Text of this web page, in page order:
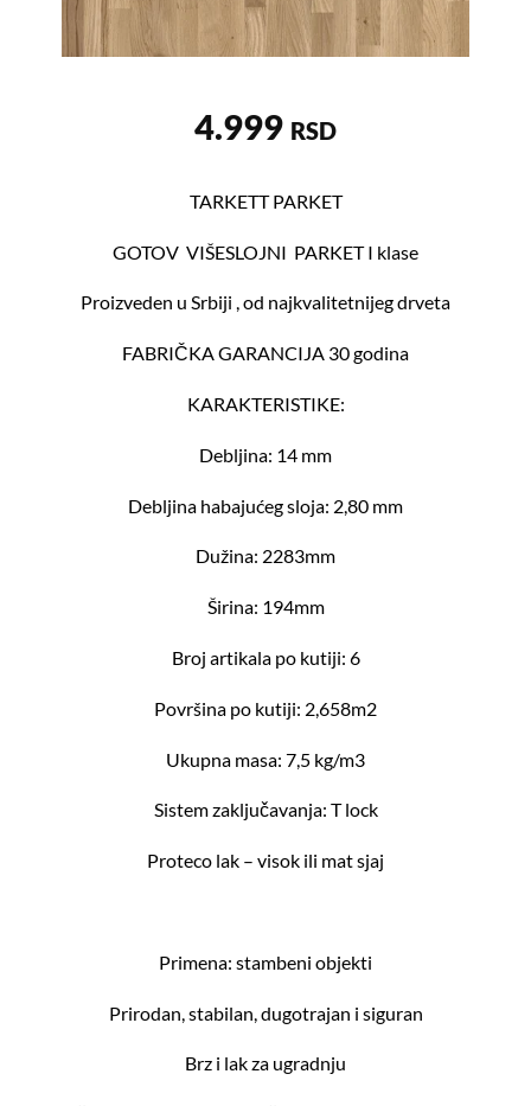
4.999 RSD
TARKETT PARKET
GOTOV VIŠESLOJNI PARKET I klase
Proizveden u Srbiji , od najkvalitetnijeg drveta
FABRIČKA GARANCIJA 30 godina
KARAKTERISTIKE:
Debljina: 14 mm
Debljina habajućeg sloja: 2,80 mm
Dužina: 2283mm
Širina: 194mm
Broj artikala po kutiji: 6
Površina po kutiji: 2,658m2
Ukupna masa: 7,5 kg/m3
Sistem zaključavanja: T lock
Proteco lak – visok ili mat sjaj
Primena: stambeni objekti
Prirodan, stabilan, dugotrajan i siguran
Brz i lak za ugradnju